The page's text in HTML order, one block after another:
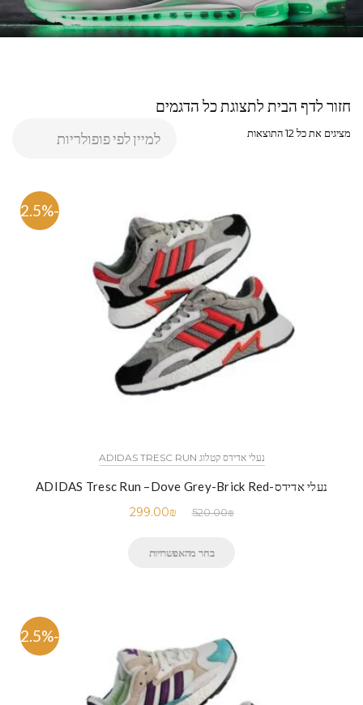
חזור לדף הבית לתצוגת כל הדגמים
מציגים את כל ⁦12⁩ התוצאות
-42.5%
נעלי אדידס קטלוג ADIDAS TRESC RUN
נעלי אדידס-ADIDAS Tresc Run –Dove Grey-Brick Red
520.00₪
299.00₪
בחר מהאפשרויות
-42.5%